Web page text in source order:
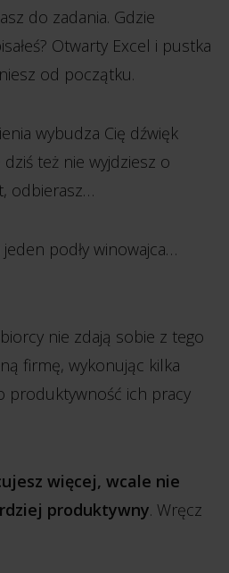
do zadania. Gdzie
Otwarty Excel i pustka
od początku.
wybudza Cię dźwięk
też nie wyjdziesz o
odbierasz…
podły winowajca…
nie zdają sobie z tego
firmę, wykonując kilka
produktywność ich pracy
więcej, wcale nie
produktywny. Wręcz